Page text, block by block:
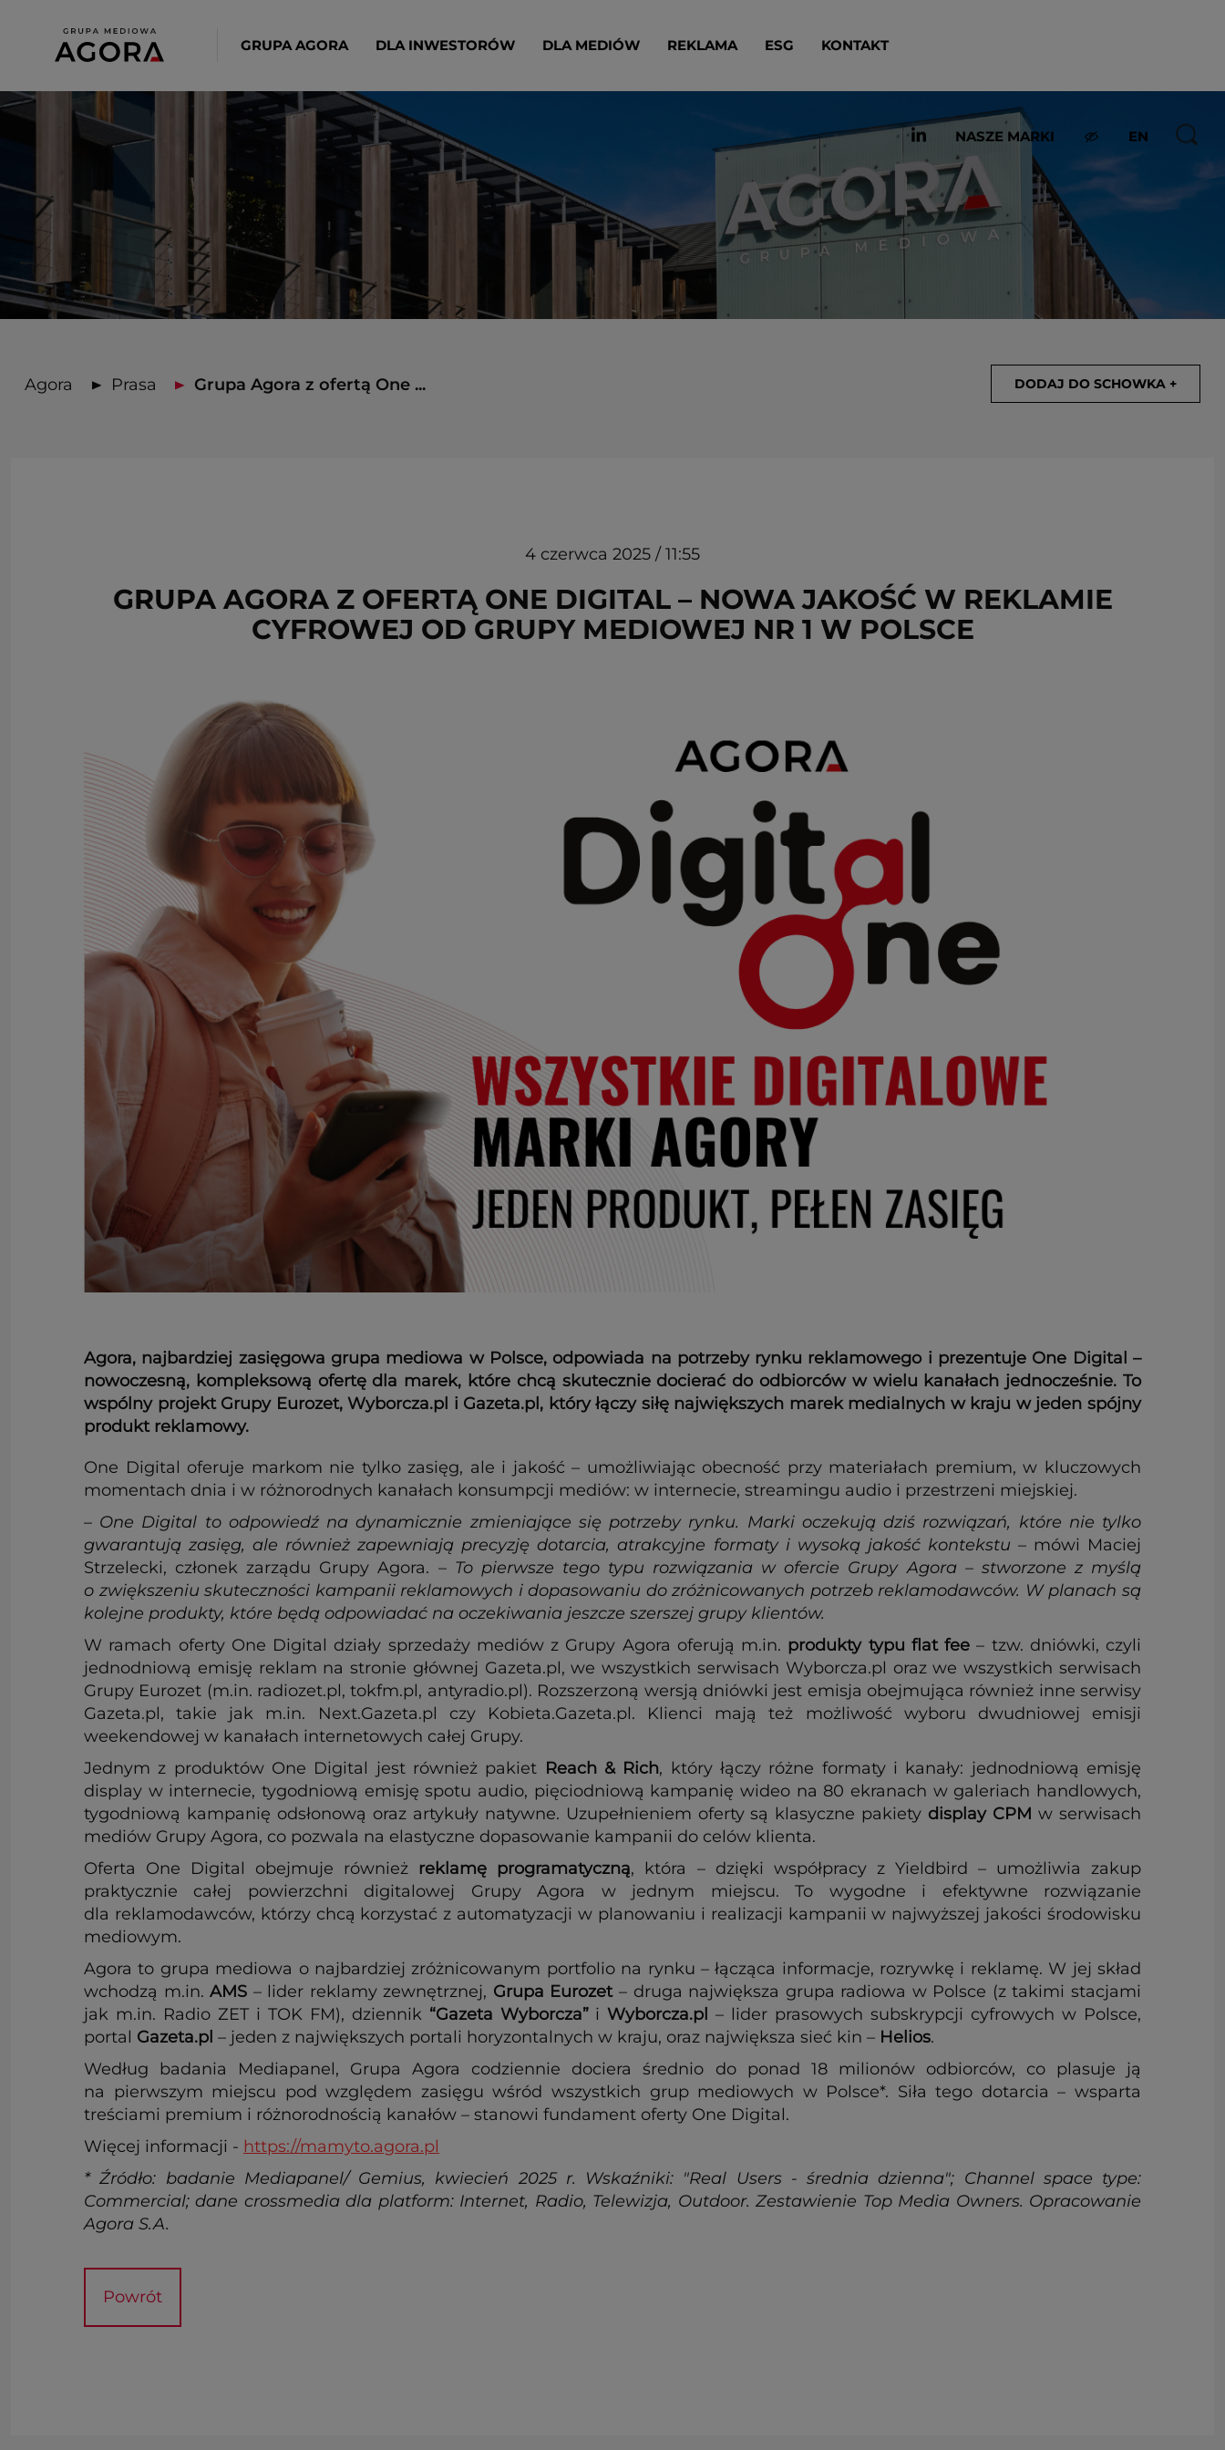
GRUPA AGORA DLA INWESTORÓW DLA MEDIÓW REKLAMA ESG KONTAKT
NASZE MARKI EN
Agora Prasa Grupa Agora z ofertą One ... DODAJ DO SCHOWKA +
4 czerwca 2025 / 11:55
GRUPA AGORA Z OFERTĄ ONE DIGITAL – NOWA JAKOŚĆ W REKLAMIE
CYFROWEJ OD GRUPY MEDIOWEJ NR 1 W POLSCE
Agora, najbardziej zasięgowa grupa mediowa w Polsce, odpowiada na potrzeby rynku reklamowego i prezentuje One Digital –
nowoczesną, kompleksową ofertę dla marek, które chcą skutecznie docierać do odbiorców w wielu kanałach jednocześnie. To
wspólny projekt Grupy Eurozet, Wyborcza.pl i Gazeta.pl, który łączy siłę największych marek medialnych w kraju w jeden spójny
produkt reklamowy.
One Digital oferuje markom nie tylko zasięg, ale i jakość – umożliwiając obecność przy materiałach premium, w kluczowych
momentach dnia i w różnorodnych kanałach konsumpcji mediów: w internecie, streamingu audio i przestrzeni miejskiej.
– One Digital to odpowiedź na dynamicznie zmieniające się potrzeby rynku. Marki oczekują dziś rozwiązań, które nie tylko
gwarantują zasięg, ale również zapewniają precyzję dotarcia, atrakcyjne formaty i wysoką jakość kontekstu – mówi Maciej
Strzelecki, członek zarządu Grupy Agora. – To pierwsze tego typu rozwiązania w ofercie Grupy Agora – stworzone z myślą
o zwiększeniu skuteczności kampanii reklamowych i dopasowaniu do zróżnicowanych potrzeb reklamodawców. W planach są
kolejne produkty, które będą odpowiadać na oczekiwania jeszcze szerszej grupy klientów.
W ramach oferty One Digital działy sprzedaży mediów z Grupy Agora oferują m.in. produkty typu flat fee – tzw. dniówki, czyli
jednodniową emisję reklam na stronie głównej Gazeta.pl, we wszystkich serwisach Wyborcza.pl oraz we wszystkich serwisach
Grupy Eurozet (m.in. radiozet.pl, tokfm.pl, antyradio.pl). Rozszerzoną wersją dniówki jest emisja obejmująca również inne serwisy
Gazeta.pl, takie jak m.in. Next.Gazeta.pl czy Kobieta.Gazeta.pl. Klienci mają też możliwość wyboru dwudniowej emisji
weekendowej w kanałach internetowych całej Grupy.
Jednym z produktów One Digital jest również pakiet Reach & Rich, który łączy różne formaty i kanały: jednodniową emisję
display w internecie, tygodniową emisję spotu audio, pięciodniową kampanię wideo na 80 ekranach w galeriach handlowych,
tygodniową kampanię odsłonową oraz artykuły natywne. Uzupełnieniem oferty są klasyczne pakiety display CPM w serwisach
mediów Grupy Agora, co pozwala na elastyczne dopasowanie kampanii do celów klienta.
Oferta One Digital obejmuje również reklamę programatyczną, która – dzięki współpracy z Yieldbird – umożliwia zakup
praktycznie całej powierzchni digitalowej Grupy Agora w jednym miejscu. To wygodne i efektywne rozwiązanie
dla reklamodawców, którzy chcą korzystać z automatyzacji w planowaniu i realizacji kampanii w najwyższej jakości środowisku
mediowym.
Agora to grupa mediowa o najbardziej zróżnicowanym portfolio na rynku – łącząca informacje, rozrywkę i reklamę. W jej skład
wchodzą m.in.AMS – lider reklamy zewnętrznej, Grupa Eurozet– druga największa grupa radiowa w Polsce (z takimi stacjami
jak m.in. Radio ZET i TOK FM), dziennik “Gazeta Wyborcza”i Wyborcza.pl – lider prasowych subskrypcji cyfrowych w Polsce,
portal Gazeta.pl – jeden z największych portali horyzontalnych w kraju, oraz największa sieć kin – Helios.
Według badania Mediapanel, Grupa Agora codziennie dociera średnio do ponad 18 milionów odbiorców, co plasuje ją
na pierwszym miejscu pod względem zasięgu wśród wszystkich grup mediowych w Polsce*. Siła tego dotarcia – wsparta
treściami premium i różnorodnością kanałów – stanowi fundament oferty One Digital.
Więcej informacji - https://mamyto.agora.pl
* Źródło: badanie Mediapanel/ Gemius, kwiecień 2025 r. Wskaźniki: "Real Users - średnia dzienna"; Channel space type:
Commercial; dane crossmedia dla platform: Internet, Radio, Telewizja, Outdoor. Zestawienie Top Media Owners. Opracowanie
Agora S.A.
Powrót